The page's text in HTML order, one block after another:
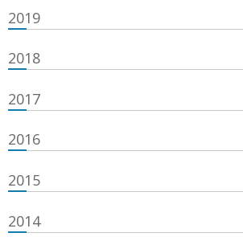
2019
2018
2017
2016
2015
2014